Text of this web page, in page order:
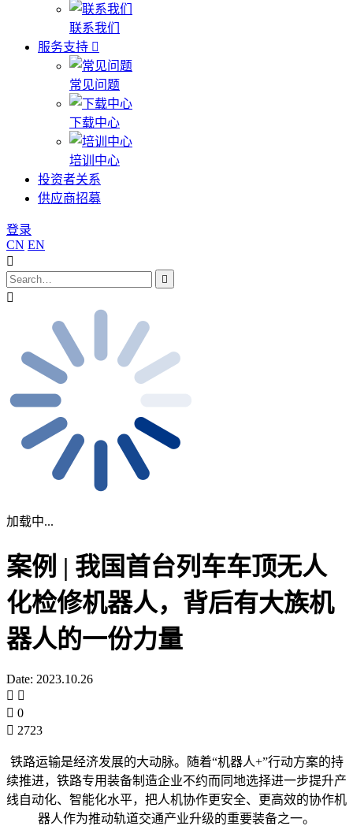
联系我们
服务支持
常见问题
下载中心
培训中心
投资者关系
供应商招募
登录
CN EN
加载中...
案例 | 我国首台列车车顶无人
化检修机器人，背后有大族机
器人的一份力量
Date: 2023.10.26
0
2723
铁路运输是经济发展的大动脉。随着“机器人+”行动方案的持
续推进，铁路专用装备制造企业不约而同地选择进一步提升产
线自动化、智能化水平，把人机协作更安全、更高效的协作机
器人作为推动轨道交通产业升级的重要装备之一。